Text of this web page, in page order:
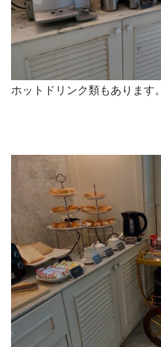
ホットドリンク類もあります。